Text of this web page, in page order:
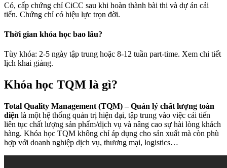
Có, cấp chứng chỉ CiCC sau khi hoàn thành bài thi và dự án cải
tiến. Chứng chỉ có hiệu lực trọn đời.
Thời gian khóa học bao lâu?
Tùy khóa: 2-5 ngày tập trung hoặc 8-12 tuần part-time. Xem chi tiết
lịch khai giảng.
Khóa học TQM là gì?
Total Quality Management (TQM) – Quản lý chất lượng toàn
diện là một hệ thống quản trị hiện đại, tập trung vào việc cải tiến
liên tục chất lượng sản phẩm/dịch vụ và nâng cao sự hài lòng khách
hàng. Khóa học TQM không chỉ áp dụng cho sản xuất mà còn phù
hợp với doanh nghiệp dịch vụ, thương mại, logistics…